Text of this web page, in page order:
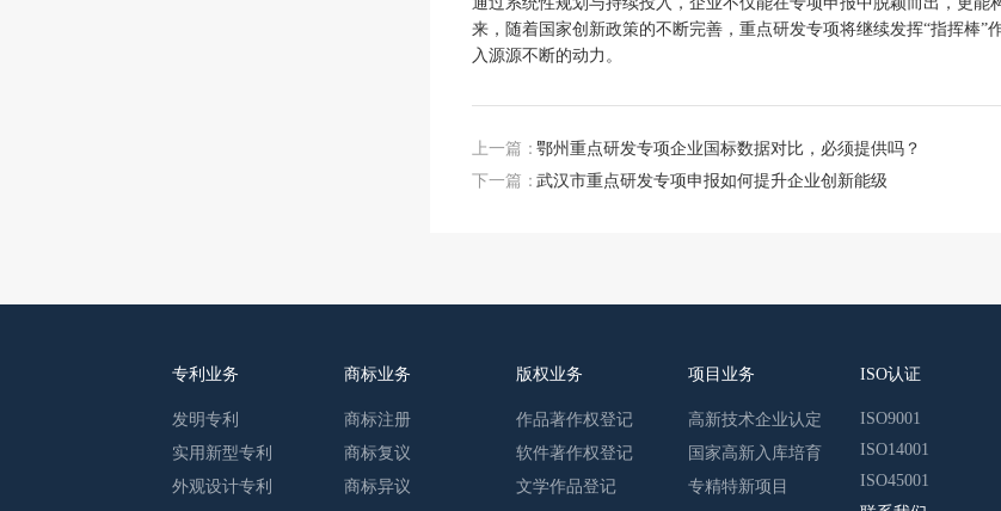
来，随着国家创新政策的不断完善，重点研发专项将继续发挥“指挥棒
入源源不断的动力。
上一篇：鄂州重点研发专项企业国标数据对比，必须提供吗？
下一篇：武汉市重点研发专项申报如何提升企业创新能级
专利业务
发明专利
实用新型专利
外观设计专利
商标业务
商标注册
商标复议
商标异议
版权业务
作品著作权登记
软件著作权登记
文学作品登记
项目业务
高新技术企业认定
国家高新入库培育
专精特新项目
ISO认证
ISO9001
ISO14001
ISO45001